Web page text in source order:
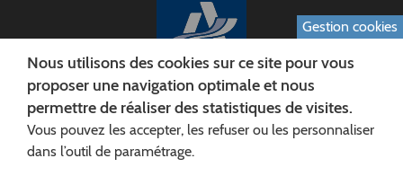
CONSEIL DÉPARTEMENTAL DE L'AISNE
Siège :
Gestion cookies
Nous utilisons des cookies sur ce site pour vous
proposer une navigation optimale et nous
permettre de réaliser des statistiques de visites.
Vous pouvez les accepter, les refuser ou les personnaliser
dans l’outil de paramétrage.